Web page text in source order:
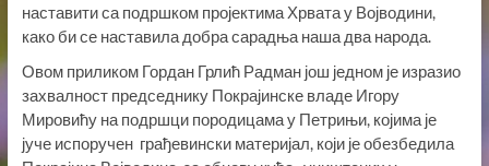
наставити са подршком пројектима Хрвата у Војводини,
како би се наставила добра сарадња наша два народа.
Овом приликом Гордан Грлић Радман још једном је изразио
захвалност председнику Покрајинске владе Игору
Мировићу на подршци породицама у Петрињи, којима је
јуче испоручен грађевински материјал, који је обезбедила